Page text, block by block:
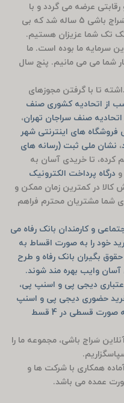
عرضه می گردد و با
حمایت شما مشتریان گرامی، مجموعه سَراج باشی 5 ساله شد که بی
تک شما عزیزان هستیم.
سرمایه ما بوده است. ما
شما می می مانیم. پنج سال
تا با گرفتن مجوزهای
از اتحادیه کشوری صنف
صنف سراجان تهران،
های اینترنتی شهر
، نشان ملی ثبت (رسانه های
کرده، تا خریدی آسان به
و درگاه پرداخت الکترونیک
کالا در کمترین زمان ممکن و
شما مشتریان محترم فراهم
و کارمندان بانک رفاه می
خود را به صورت اقساط به
بگیران بانک رفاه و طرح
آسان وایب بهره مند شوند.
دیجی پی و اسنپ پی،
حضوری دیجی پی و اسنپ
پی و یا به صورت آنلاین خرید خود را به صورت قسطی در 4 قسط
سَراج باشی، مجموعه ما را
همکاری با شرکت ها و
عمده می باشد.